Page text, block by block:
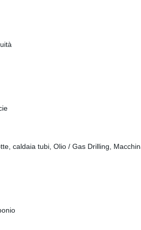
caldaia tubi, Olio / Gas Drilling,